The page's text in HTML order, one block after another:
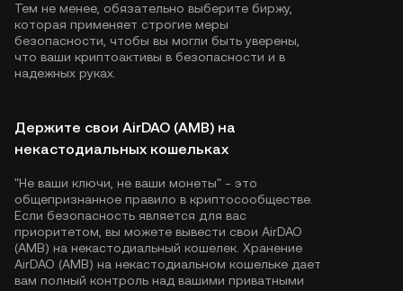
Тем не менее, обязательно выберите биржу,
которая применяет строгие меры
безопасности, чтобы вы могли быть уверены,
что ваши криптоактивы в безопасности и в
надежных руках.
Держите свои AirDAO (AMB) на
некастодиальных кошельках
"Не ваши ключи, не ваши монеты" - это
общепризнанное правило в криптосообществе.
Если безопасность является для вас
приоритетом, вы можете вывести свои AirDAO
(AMB) на некастодиальный кошелек. Хранение
AirDAO (AMB) на некастодиальном кошельке дает
вам полный контроль над вашими приватными